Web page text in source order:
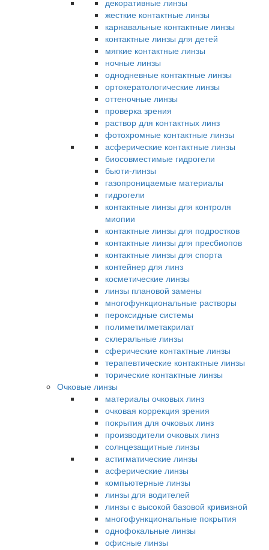
декоративные линзы
жесткие контактные линзы
карнавальные контактные линзы
контактные линзы для детей
мягкие контактные линзы
ночные линзы
однодневные контактные линзы
ортокератологические линзы
оттеночные линзы
проверка зрения
раствор для контактных линз
фотохромные контактные линзы
асферические контактные линзы
биосовместимые гидрогели
бьюти-линзы
газопроницаемые материалы
гидрогели
контактные линзы для контроля
миопии
контактные линзы для подростков
контактные линзы для пресбиопов
контактные линзы для спорта
контейнер для линз
косметические линзы
линзы плановой замены
многофункциональные растворы
пероксидные системы
полиметилметакрилат
склеральные линзы
сферические контактные линзы
терапевтические контактные линзы
торические контактные линзы
Очковые линзы
материалы очковых линз
очковая коррекция зрения
покрытия для очковых линз
производители очковых линз
солнцезащитные линзы
астигматические линзы
асферические линзы
компьютерные линзы
линзы для водителей
линзы с высокой базовой кривизной
многофункциональные покрытия
однофокальные линзы
офисные линзы